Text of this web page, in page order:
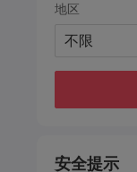
地区
不限
安全提示